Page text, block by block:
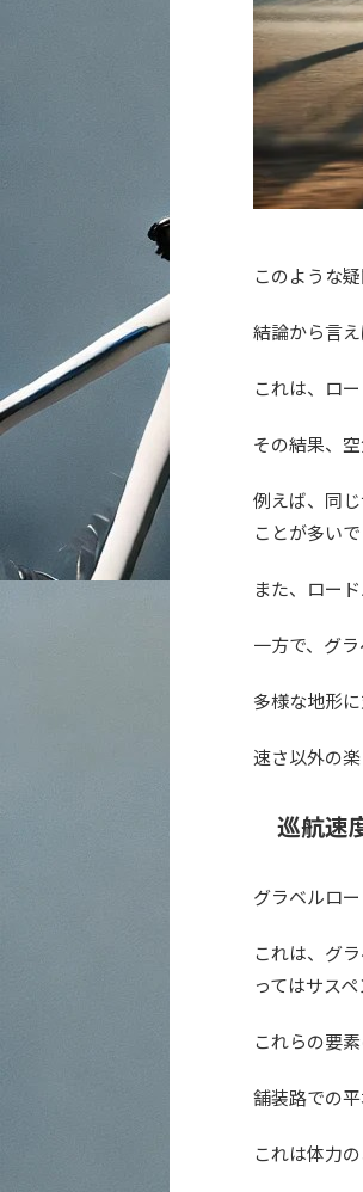
このような
結論から言
これは、ロ
その結果、
例えば、同
ことが多いで
また、ロー
一方で、グ
多様な地形
速さ以外の
巡航速
グラベルロ
これは、グ
ってはサス
これらの要
舗装路での
これは体力